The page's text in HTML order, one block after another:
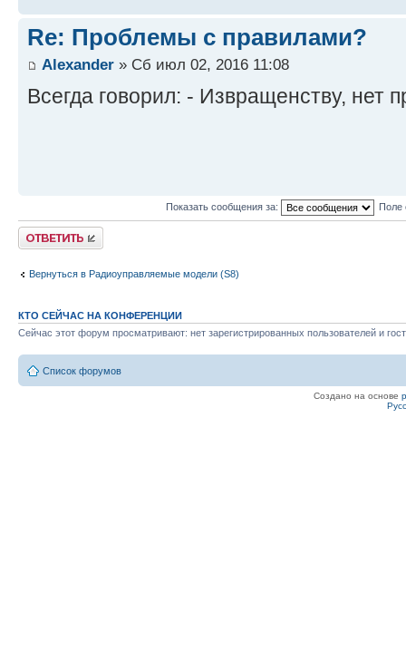
Re: Проблемы с правилами?
Alexander » Сб июл 02, 2016 11:08
Всегда говорил: - Извращенству, нет
Показать сообщения за: Поле
Ответить
Вернуться в Радиоуправляемые модели (S8)
КТО СЕЙЧАС НА КОНФЕРЕНЦИИ
Сейчас этот форум просматривают: нет зарегистрированных пользователей и
Список форумов
Создано на основе